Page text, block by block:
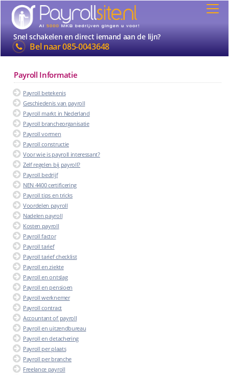
Snel schakelen en direct iemand aan de lijn?
Bel naar085-0043648
Payroll Informatie
Payroll betekenis
Geschiedenis van payroll
Payroll markt in Nederland
Payroll brancheorganisatie
Payroll vormen
Payroll constructie
Voor wie is payroll interessant?
Zelf regelen bij payroll?
Payroll bedrijf
NEN 4400 certificering
Payroll tips en tricks
Voordelen payroll
Nadelen payroll
Kosten payroll
Payroll factor
Payroll tarief
Payroll tarief checklist
Payroll en ziekte
Payroll en ontslag
Payroll en pensioen
Payroll werknemer
Payroll contract
Accountant of payroll
Payroll en uitzendbureau
Payroll en detachering
Payroll per plaats
Payroll per branche
Freelance payroll